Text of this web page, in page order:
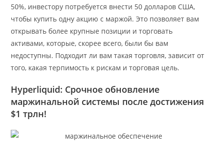
50%, инвестору потребуется внести 50 долларов США,
чтобы купить одну акцию с маржой. Это позволяет вам
открывать более крупные позиции и торговать
активами, которые, скорее всего, были бы вам
недоступны. Подходит ли вам такая торговля, зависит от
того, какая терпимость к рискам и торговая цель.
Hyperliquid: Срочное обновление
маржинальной системы после достижения
$1 трлн!